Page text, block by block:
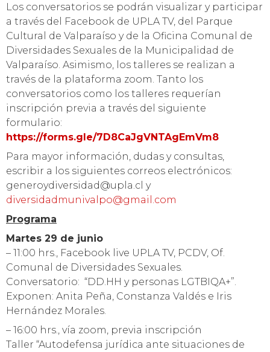
Los conversatorios se podrán visualizar y participar
a través del Facebook de UPLA TV, del Parque
Cultural de Valparaíso y de la Oficina Comunal de
Diversidades Sexuales de la Municipalidad de
Valparaíso. Asimismo, los talleres se realizan a
través de la plataforma zoom. Tanto los
conversatorios como los talleres requerían
inscripción previa a través del siguiente
formulario:
https://forms.gle/7D8CaJgVNTAgEmVm8
Para mayor información, dudas y consultas,
escribir a los siguientes correos electrónicos:
generoydiversidad@upla.cl y
diversidadmunivalpo@gmail.com
Programa
Martes 29 de junio
– 11:00 hrs., Facebook live UPLA TV, PCDV, Of.
Comunal de Diversidades Sexuales.
Conversatorio: “DD.HH y personas LGTBIQA+”.
Exponen: Anita Peña, Constanza Valdés e Iris
Hernández Morales.
– 16:00 hrs., vía zoom, previa inscripción
Taller “Autodefensa jurídica ante situaciones de